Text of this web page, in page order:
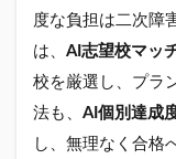
度な負担は二次障
は、 AI志望校マッ
校を厳選し、プラ
法も、 AI個別達成
し、無理なく合格